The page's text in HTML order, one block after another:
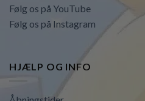
Følg os på YouTube
Følg os på Instagram
HJÆLP OG INFO